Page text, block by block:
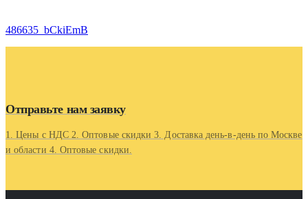
486635_bCkiEmB
Отправьте нам заявку
1. Цены с НДС 2. Оптовые скидки 3. Доставка день-в-день по Москве
и области 4. Оптовые скидки.